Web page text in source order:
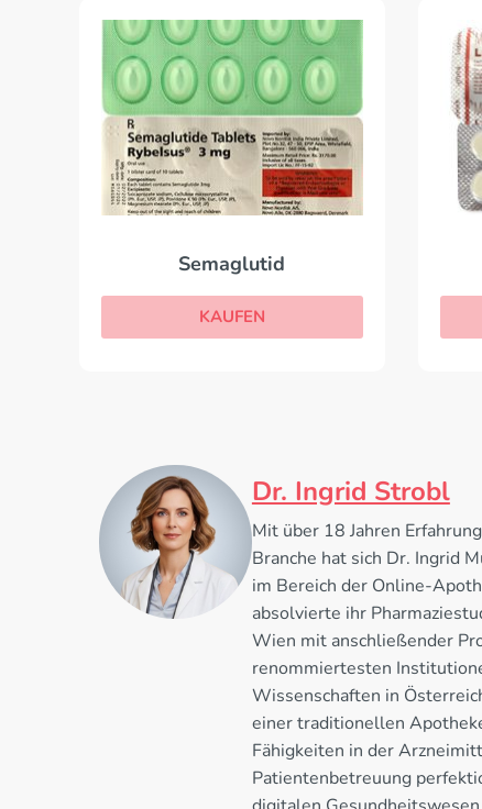
Semaglutid
KAUFEN
Dr. Ingrid Strobl
Mit über 18 Jahren
Branche hat sich Dr. Ingrid
im Bereich der Online-
absolvierte ihr
Wien mit anschließender
renommiertesten
Wissenschaften in
einer traditionellen
Fähigkeiten in der
Patientenbetreuung